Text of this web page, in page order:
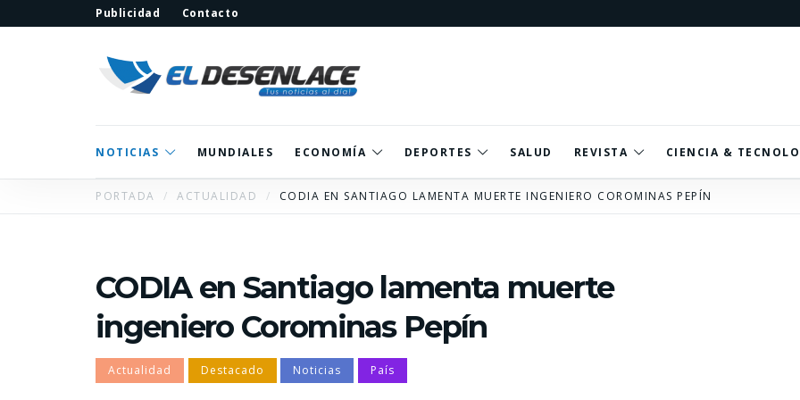
Publicidad Contacto
NOTICIAS MUNDIALES ECONOMÍA DEPORTES SALUD REVISTA CIENCIA &
PORTADA ACTUALIDAD CODIA EN SANTIAGO LAMENTA MUERTE INGENIERO COROMINAS PEPÍN
CODIA en Santiago lamenta muerte
ingeniero Corominas Pepín
Actualidad Destacado Noticias País